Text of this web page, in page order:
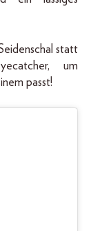
statt
um
passt!